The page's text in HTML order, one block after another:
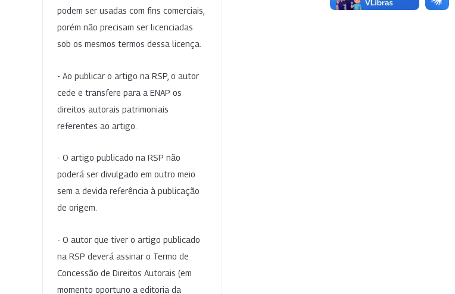
podem ser usadas com fins comerciais,
porém não precisam ser licenciadas
sob os mesmos termos dessa licença.
- Ao publicar o artigo na RSP, o autor
cede e transfere para a ENAP os
direitos autorais patrimoniais
referentes ao artigo.
- O artigo publicado na RSP não
poderá ser divulgado em outro meio
sem a devida referência à publicação
de origem.
- O autor que tiver o artigo publicado
na RSP deverá assinar o Termo de
Concessão de Direitos Autorais (em
momento oportuno a editoria da